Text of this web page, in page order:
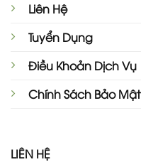
Liên Hệ
Tuyển Dụng
Điều Khoản Dịch Vụ
Chính Sách Bảo Mật
LIÊN HỆ